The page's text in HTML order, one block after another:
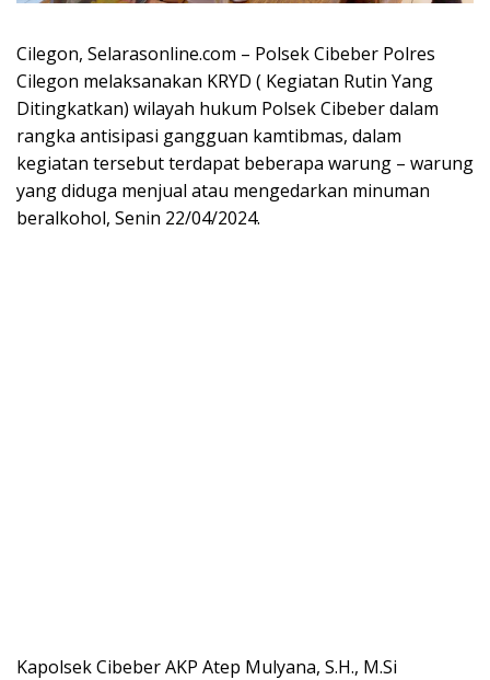
Cilegon, Selarasonline.com – Polsek Cibeber Polres
Cilegon melaksanakan KRYD ( Kegiatan Rutin Yang
Ditingkatkan) wilayah hukum Polsek Cibeber dalam
rangka antisipasi gangguan kamtibmas, dalam
kegiatan tersebut terdapat beberapa warung – warung
yang diduga menjual atau mengedarkan minuman
beralkohol, Senin 22/04/2024.
Kapolsek Cibeber AKP Atep Mulyana, S.H., M.Si